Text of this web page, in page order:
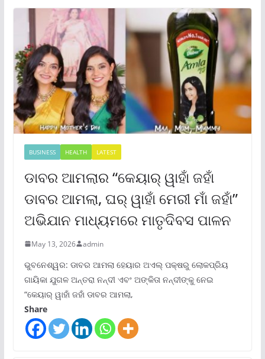
BUSINESS HEALTH LATEST
ଡାବର ଆମଲାର “କେୟାର୍ ୱାହାଁ ଜହାଁ
ଡାବର ଆମଲା, ଘର୍ ୱାହାଁ ମେରୀ ମାଁ ଜହାଁ”
ଅଭିଯାନ ମାଧ୍ୟମରେ ମାତୃଦିବସ ପାଳନ
May 13, 2026 admin
ଭୁବନେଶ୍ୱର: ଡାବର ଆମଲା ହେୟାର ଅଏଲ୍ ପକ୍ଷରୁ ଲୋକପ୍ରିୟ
ଗାୟିକା ଯୁଗଳ ଅନ୍ତରା ନନ୍ଦୀ ଏବଂ ଅଙ୍କିତା ନନ୍ଦୀଙ୍କୁ ନେଇ
“କେୟାର୍ ୱାହାଁ ଜହାଁ ଡାବର ଆମଲା,
Share